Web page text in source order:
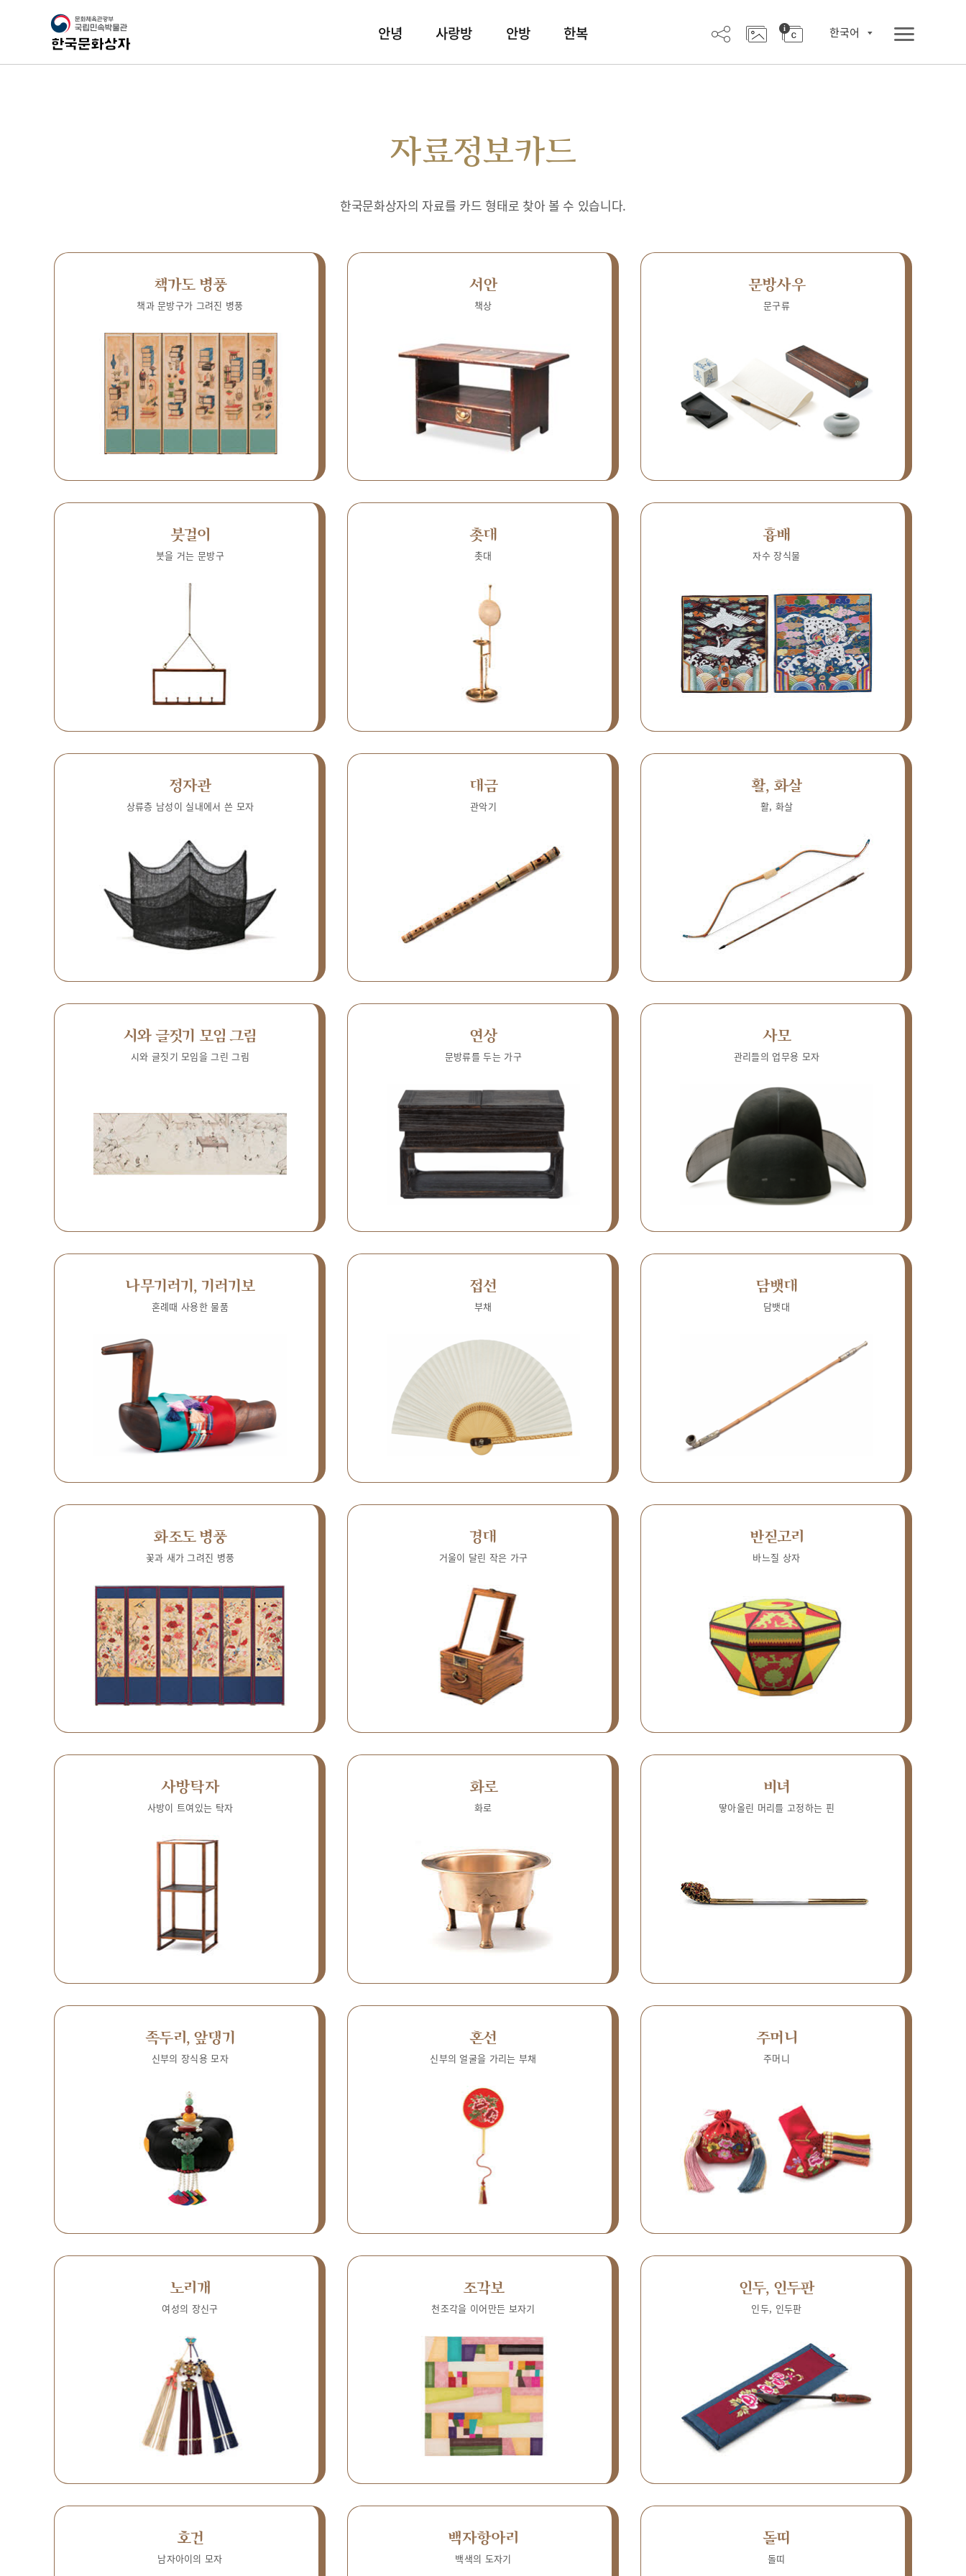
안녕 사랑방 안방 한복 한국어
자료정보카드
한국문화상자의 자료를 카드 형태로 찾아 볼 수 있습니다.
책가도 병풍
책과 문방구가 그려진 병풍
서안
책상
문방사우
문구류
붓걸이
붓을 거는 문방구
촛대
촛대
흉배
자수 장식물
정자관
상류층 남성이 실내에서 쓴 모자
대금
관악기
활, 화살
활, 화살
시와 글짓기 모임 그림
시와 글짓기 모임을 그린 그림
연상
문방류를 두는 가구
사모
관리들의 업무용 모자
나무기러기, 기러기보
혼례때 사용한 물품
접선
부채
담뱃대
담뱃대
화조도 병풍
꽃과 새가 그려진 병풍
경대
거울이 달린 작은 가구
반짇고리
바느질 상자
사방탁자
사방이 트여있는 탁자
화로
화로
비녀
땋아올린 머리를 고정하는 핀
족두리, 앞댕기
신부의 장식용 모자
혼선
신부의 얼굴을 가리는 부채
주머니
주머니
노리개
여성의 장신구
조각보
천조각을 이어만든 보자기
인두, 인두판
인두, 인두판
호건
남자아이의 모자
백자항아리
백색의 도자기
돌띠
돌띠